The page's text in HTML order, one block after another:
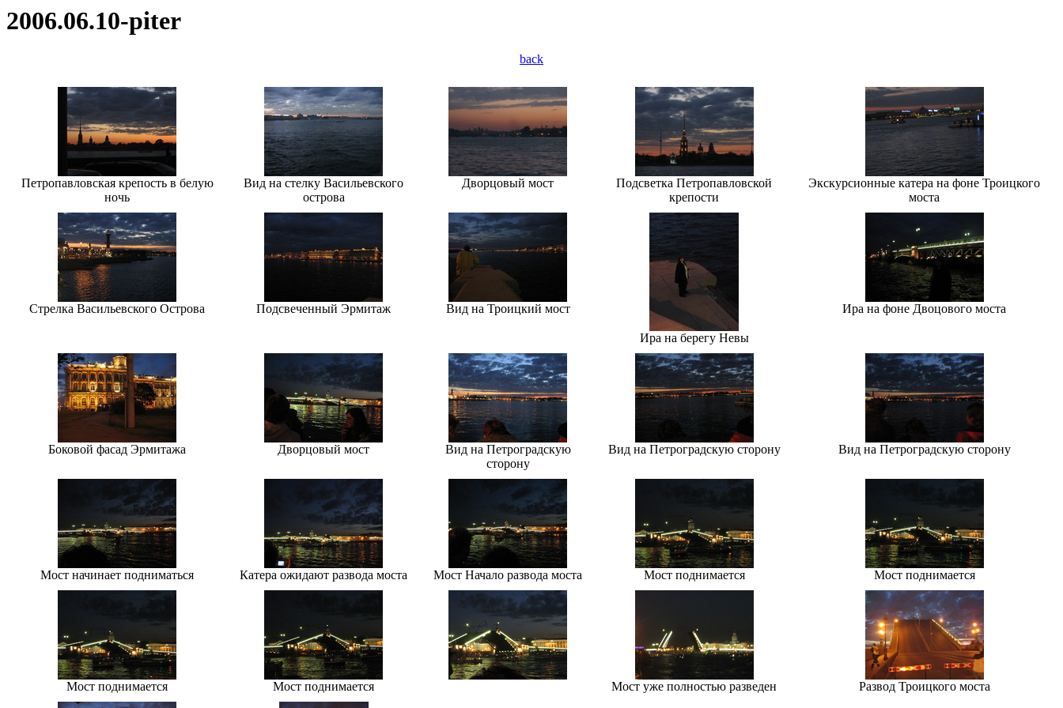
2006.06.10-piter
back
Петропавловская крепость в белую
ночь
Вид на стелку Васильевского
острова
Дворцовый мост
Подсветка Петропавловской
крепости
Экскурсионные катера на фоне Троицкого
моста
Стрелка Васильевского Острова Подсвеченный Эрмитаж Вид на Троицкий мост
Ира на берегу Невы
Ира на фоне Двоцового моста
Боковой фасад Эрмитажа Дворцовый мост
Вид на Петроградскую
сторону
Вид на Петроградскую сторону Вид на Петроградскую сторону
Мост начинает подниматься Катера ожидают развода моста Мост Начало развода моста Мост поднимается Мост поднимается
Мост поднимается Мост поднимается Мост уже полностью разведен Развод Троицкого моста